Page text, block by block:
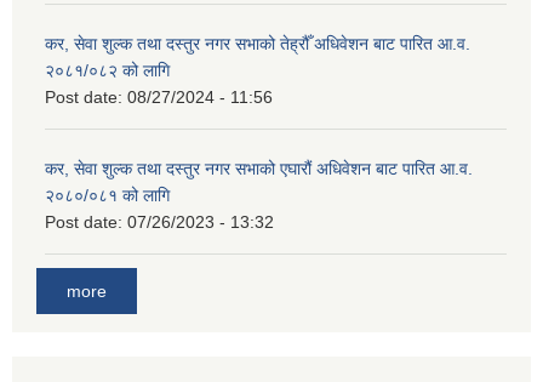
कर, सेवा शुल्क तथा दस्तुर नगर सभाको तेह्रौँ अधिवेशन बाट पारित आ.व.
२०८१/०८२ को लागि
Post date: 08/27/2024 - 11:56
कर, सेवा शुल्क तथा दस्तुर नगर सभाको एघारौं अधिवेशन बाट पारित आ.व.
२०८०/०८१ को लागि
Post date: 07/26/2023 - 13:32
more